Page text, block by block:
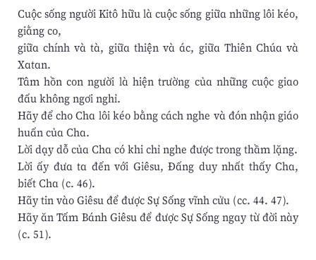
Cuộc sống người Kitô hữu là cuộc sống giữa những lôi kéo,
giằng co,
giữa chính và tà, giữa thiện và ác, giữa Thiên Chúa và
Xatan.
Tâm hồn con người là hiện trường của những cuộc giao
đấu không ngơi nghỉ.
Hãy để cho Cha lôi kéo bằng cách nghe và đón nhận giáo
huấn của Cha.
Lời dạy dỗ của Cha có khi chỉ nghe được trong thầm lặng.
Lời ấy đưa ta đến với Giêsu, Đấng duy nhất thấy Cha,
biết Cha (c. 46).
Hãy tin vào Giêsu để được Sự Sống vĩnh cửu (cc. 44. 47).
Hãy ăn Tấm Bánh Giêsu để được Sự Sống ngay từ đời này
(c. 51).